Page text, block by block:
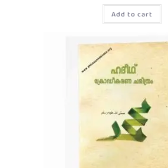
Add to cart